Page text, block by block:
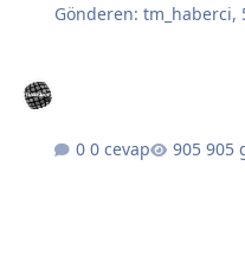
Gönderen:tm_haberci,
0 cevap 905